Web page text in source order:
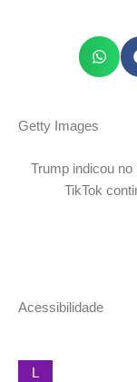
Getty Images
Trump indicou
TikTok
Acessibilidade
L